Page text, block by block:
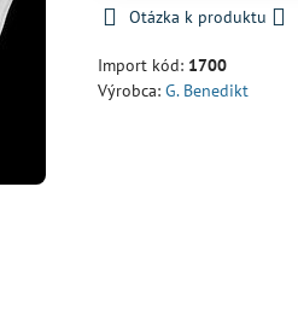
Otázka k produktu
Import kód: 1700
Výrobca:G. Benedikt